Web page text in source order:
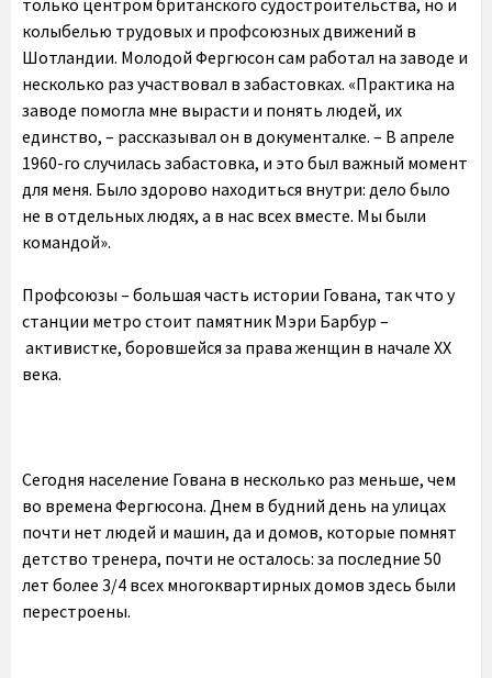
только центром британского судостроительства, но и
колыбелью трудовых и профсоюзных движений в
Шотландии. Молодой Фергюсон сам работал на заводе и
несколько раз участвовал в забастовках. «Практика на
заводе помогла мне вырасти и понять людей, их
единство, – рассказывал он в документалке. – В апреле
1960-го случилась забастовка, и это был важный момент
для меня. Было здорово находиться внутри: дело было
не в отдельных людях, а в нас всех вместе. Мы были
командой».
Профсоюзы – большая часть истории Гована, так что у
станции метро стоит памятник Мэри Барбур –
активистке, боровшейся за права женщин в начале ХХ
века.
Сегодня население Гована в несколько раз меньше, чем
во времена Фергюсона. Днем в будний день на улицах
почти нет людей и машин, да и домов, которые помнят
детство тренера, почти не осталось: за последние 50
лет более 3/4 всех многоквартирных домов здесь были
перестроены.